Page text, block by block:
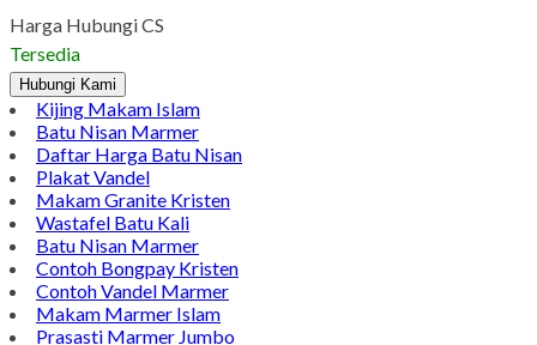
Harga Hubungi CS
Tersedia
Hubungi Kami
Kijing Makam Islam
Batu Nisan Marmer
Daftar Harga Batu Nisan
Plakat Vandel
Makam Granite Kristen
Wastafel Batu Kali
Batu Nisan Marmer
Contoh Bongpay Kristen
Contoh Vandel Marmer
Makam Marmer Islam
Prasasti Marmer Jumbo